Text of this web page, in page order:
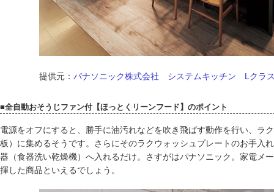
提供元： パナソニック株式会社 システムキッチン Lクラ
■全自動おそうじファン付【ほっとくリーンフード】のポイント
電源をオフにすると、勝手に油汚れなどを吹き飛ばす動作を行い、ラ
板）に集めるそうです。さらにそのラクウォッシュプレートのお手入
器（食器洗い乾燥機）へ入れるだけ。さすがはパナソニック。家電メ
揮した商品といえるでしょう。